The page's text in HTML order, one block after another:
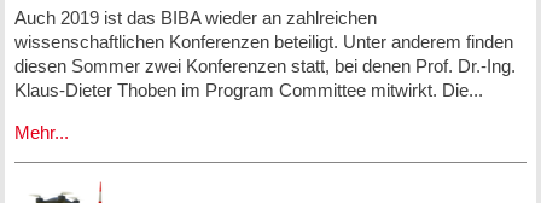
Auch 2019 ist das BIBA wieder an zahlreichen
wissenschaftlichen Konferenzen beteiligt. Unter anderem finden
diesen Sommer zwei Konferenzen statt, bei denen Prof. Dr.-Ing.
Klaus-Dieter Thoben im Program Committee mitwirkt. Die...
Mehr...